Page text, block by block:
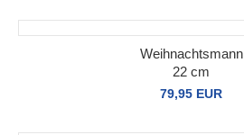
Weihnachtsmann
22 cm
79,95 EUR